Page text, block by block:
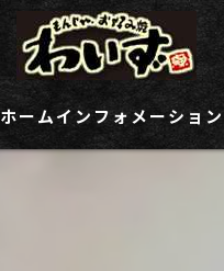
ホームインフォメーション